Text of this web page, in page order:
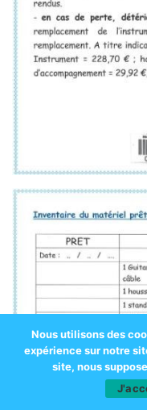
Nous utilisons des
expérience sur notre
site, nous